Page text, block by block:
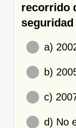
recorrido
a)
b)
c)
d) No